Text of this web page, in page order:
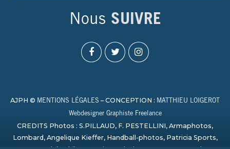
Nous SUIVRE
AJPH © MENTIONS LÉGALES – CONCEPTION : MATTHIEU LOIGEROT
Webdesigner Graphiste Freelance
CREDITS Photos : S.PILLAUD, F. PESTELLINI, Armaphotos,
Lombard, Angelique Kieffer, Handball-photos, Patricia Sports,